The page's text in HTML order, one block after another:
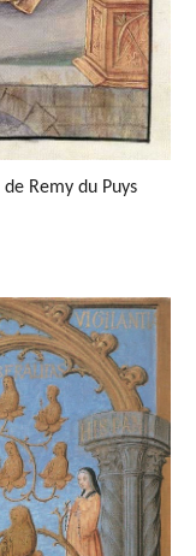
de Remy du Puys